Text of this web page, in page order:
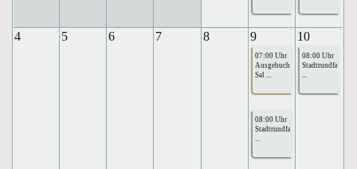
4 5 6 7 8 9 10
07:00 Uhr
Ausgebucht:
Sal ...
08:00 Uhr
Stadtrundfahrte
...
08:00 Uhr
Stadtrundfahrte
...